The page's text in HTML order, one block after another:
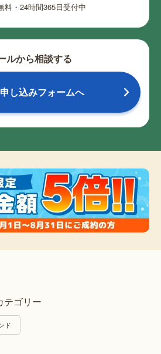
料・24時間365日受付中
ルから相談する
し込みフォームへ
テゴリー
ド